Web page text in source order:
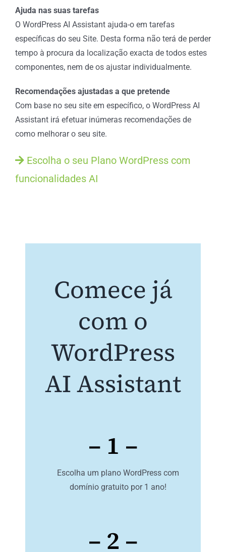
Ajuda nas suas tarefas
O WordPress AI Assistant ajuda-o em tarefas
específicas do seu Site. Desta forma não terá de perder
tempo à procura da localização exacta de todos estes
componentes, nem de os ajustar individualmente.
Recomendações ajustadas a que pretende
Com base no seu site em específico, o WordPress AI
Assistant irá efetuar inúmeras recomendações de
como melhorar o seu site.
Escolha o seu Plano WordPress com
funcionalidades AI
Comece já
com o
WordPress
AI Assistant
– 1 –
Escolha um plano WordPress com
domínio gratuito por 1 ano!
– 2 –